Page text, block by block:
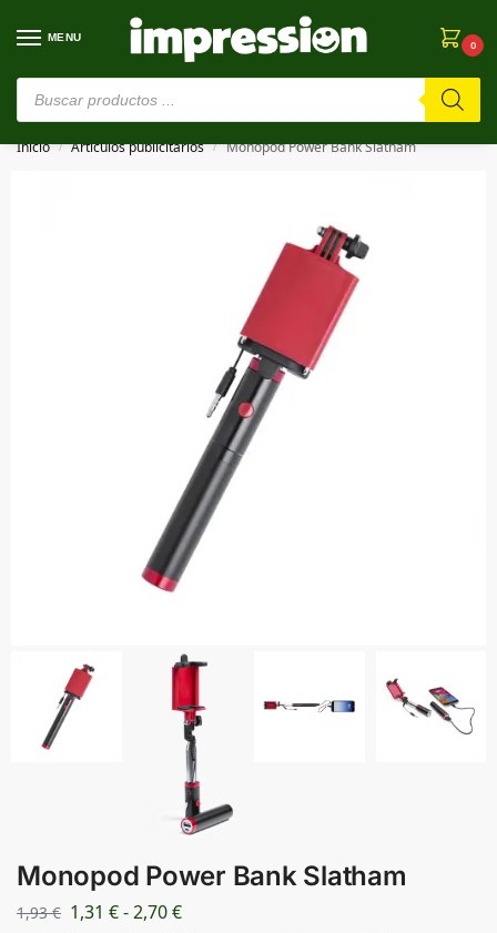
MENU
0
⚠️ Estamos en pruebas. Si algo falla, ¡Perdón!⚠️
Inicio / Artículos publicitarios / Monopod Power Bank Slatham
Monopod Power Bank Slatham
1,93€ 1,31 €-2,70€